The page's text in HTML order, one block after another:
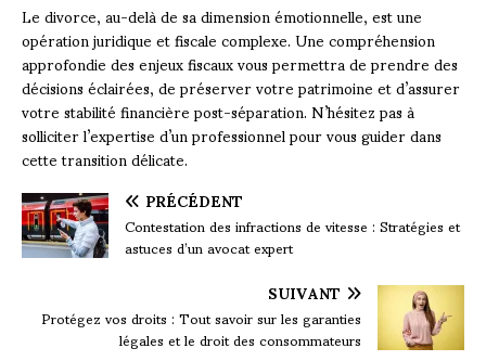
Le divorce, au-delà de sa dimension émotionnelle, est une
opération juridique et fiscale complexe. Une compréhension
approfondie des enjeux fiscaux vous permettra de prendre des
décisions éclairées, de préserver votre patrimoine et d’assurer
votre stabilité financière post-séparation. N’hésitez pas à
solliciter l’expertise d’un professionnel pour vous guider dans
cette transition délicate.
PRÉCÉDENT
Contestation des infractions de vitesse : Stratégies et
astuces d’un avocat expert
SUIVANT
Protégez vos droits : Tout savoir sur les garanties
légales et le droit des consommateurs